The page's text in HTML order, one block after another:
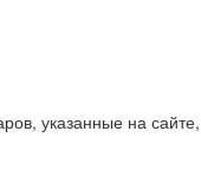
указанные на сайте,